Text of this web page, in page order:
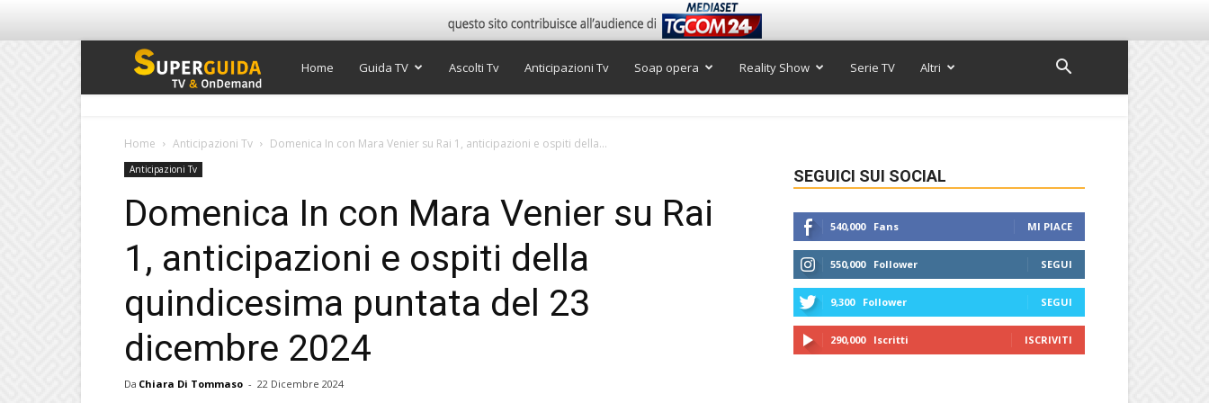
Super
Home Guida TV Ascolti Tv Anticipazioni Tv Soap opera Reality Show Serie TV Altri
Home Anticipazioni Tv Domenica In con Mara Venier su Rai 1, anticipazioni e ospiti della...
Anticipazioni Tv
Domenica In con Mara Venier su Rai
1, anticipazioni e ospiti della
quindicesima puntata del 23
dicembre 2024
Da Chiara Di Tommaso - 22 Dicembre 2024
SEGUICI SUI SOCIAL
540,000 Fans MI PIACE
550,000 Follower SEGUI
9,300 Follower SEGUI
290,000 Iscritti ISCRIVITI